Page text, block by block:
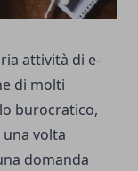
attività di e-
di molti
burocratico,
volta
domanda